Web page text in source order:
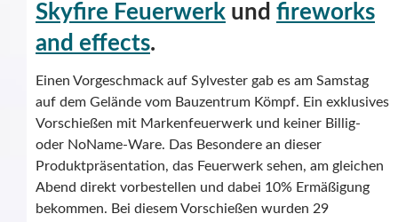
Skyfire Feuerwerk und fireworks
and effects.
Einen Vorgeschmack auf Sylvester gab es am Samstag
auf dem Gelände vom Bauzentrum Kömpf. Ein exklusives
Vorschießen mit Markenfeuerwerk und keiner Billig-
oder NoName-Ware. Das Besondere an dieser
Produktpräsentation, das Feuerwerk sehen, am gleichen
Abend direkt vorbestellen und dabei 10% Ermäßigung
bekommen. Bei diesem Vorschießen wurden 29